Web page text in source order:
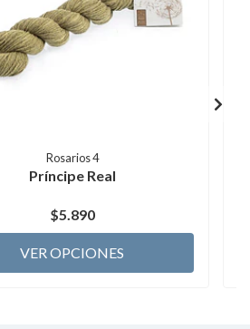
Rosarios 4
Príncipe Real
$5.890
VER OPCIONES